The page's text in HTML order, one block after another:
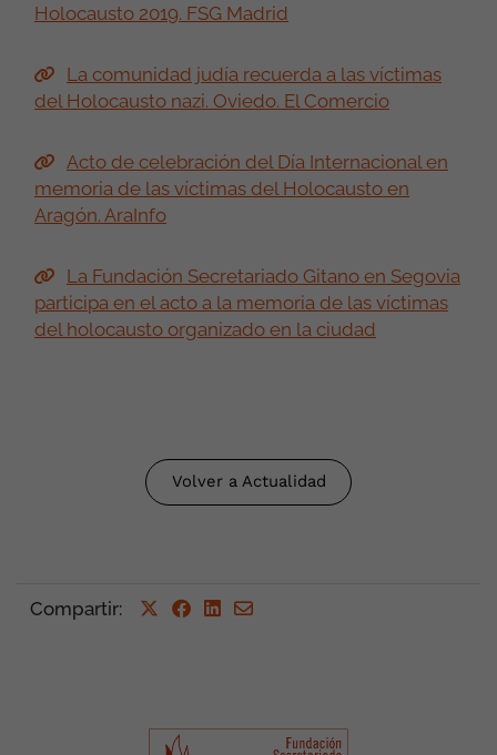
Holocausto 2019. FSG Madrid
La comunidad judía recuerda a las víctimas
del Holocausto nazi. Oviedo. El Comercio
Acto de celebración del Día Internacional en
memoria de las víctimas del Holocausto en
Aragón. AraInfo
La Fundación Secretariado Gitano en Segovia
participa en el acto a la memoria de las víctimas
del holocausto organizado en la ciudad
Volver a Actualidad
Compartir: